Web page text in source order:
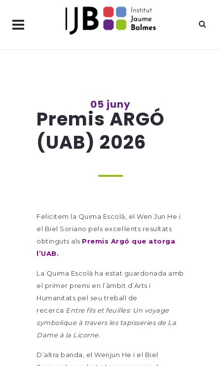
05 juny
Premis ARGÓ
(UAB) 2026
Felicitem la Quima Escolà, el Wen Jun He i
el Biel Soriano pels excel·lents resultats
obtinguts als Premis Argó que atorga
l’UAB.
La Quima Escolà ha estat guardonada amb
el primer premi en l’àmbit d’Arts i
Humanitats pel seu treball de
recerca Entre fils et feuilles: Un voyage
symbolique à travers les tapisseries de La
Dame à la Licorne.
D’altra banda, el Wenjun He i el Biel